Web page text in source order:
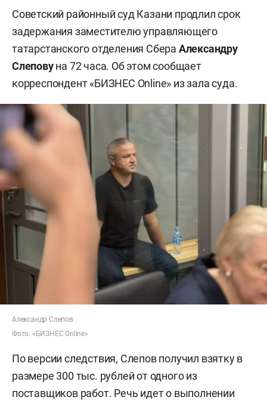
Советский районный суд Казани продлил срок
задержания заместителю управляющего
татарстанского отделения Сбера Александру
Слеповуна 72 часа. Об этом сообщает
корреспондент «БИЗНЕС Online» из зала суда.
Александр Слепов
Фото: «БИЗНЕС Online»
По версии следствия, Слепов получил взятку в
размере 300 тыс. рублей от одного из
поставщиков работ. Речь идет о выполнении